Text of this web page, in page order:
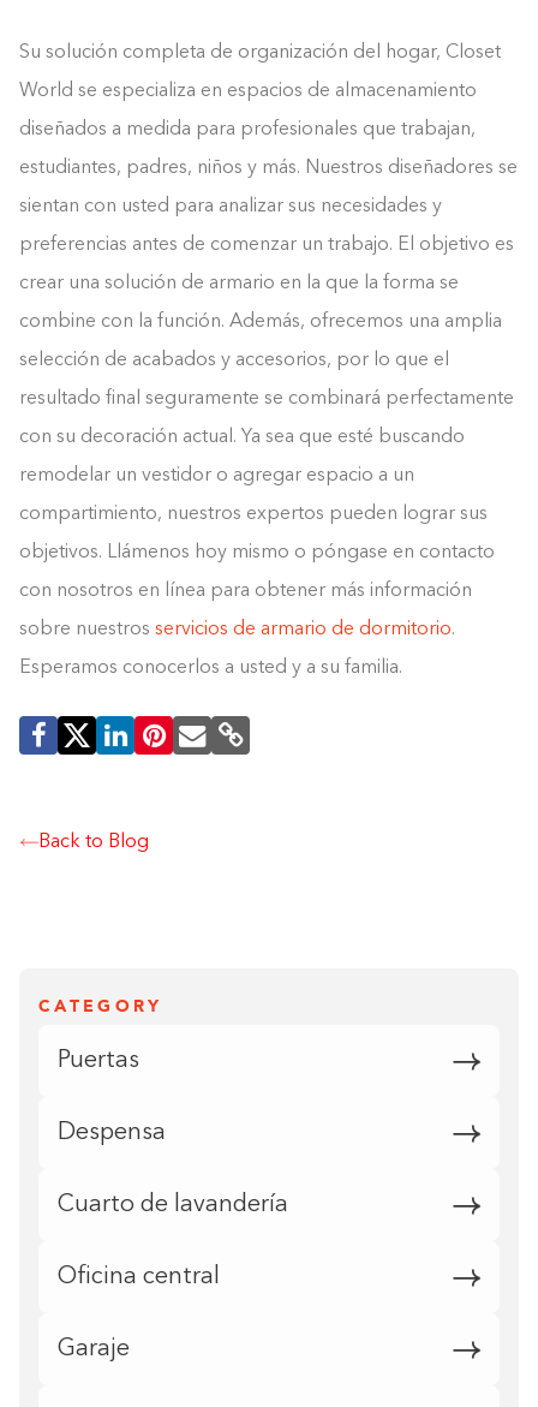
Su solución completa de organización del hogar, Closet
World se especializa en espacios de almacenamiento
diseñados a medida para profesionales que trabajan,
estudiantes, padres, niños y más. Nuestros diseñadores se
sientan con usted para analizar sus necesidades y
preferencias antes de comenzar un trabajo. El objetivo es
crear una solución de armario en la que la forma se
combine con la función. Además, ofrecemos una amplia
selección de acabados y accesorios, por lo que el
resultado final seguramente se combinará perfectamente
con su decoración actual. Ya sea que esté buscando
remodelar un vestidor o agregar espacio a un
compartimiento, nuestros expertos pueden lograr sus
objetivos. Llámenos hoy mismo o póngase en contacto
con nosotros en línea para obtener más información
sobre nuestros servicios de armario de dormitorio.
Esperamos conocerlos a usted y a su familia.
Back to Blog
CATEGORY
Puertas
Despensa
Cuarto de lavandería
Oficina central
Garaje